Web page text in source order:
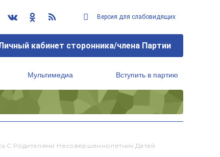
Версия для слабовидящих
кабинет сторонника/члена Партии
Мультимедиа Вступить в партию
С Родителями Несовершеннолетних Детей